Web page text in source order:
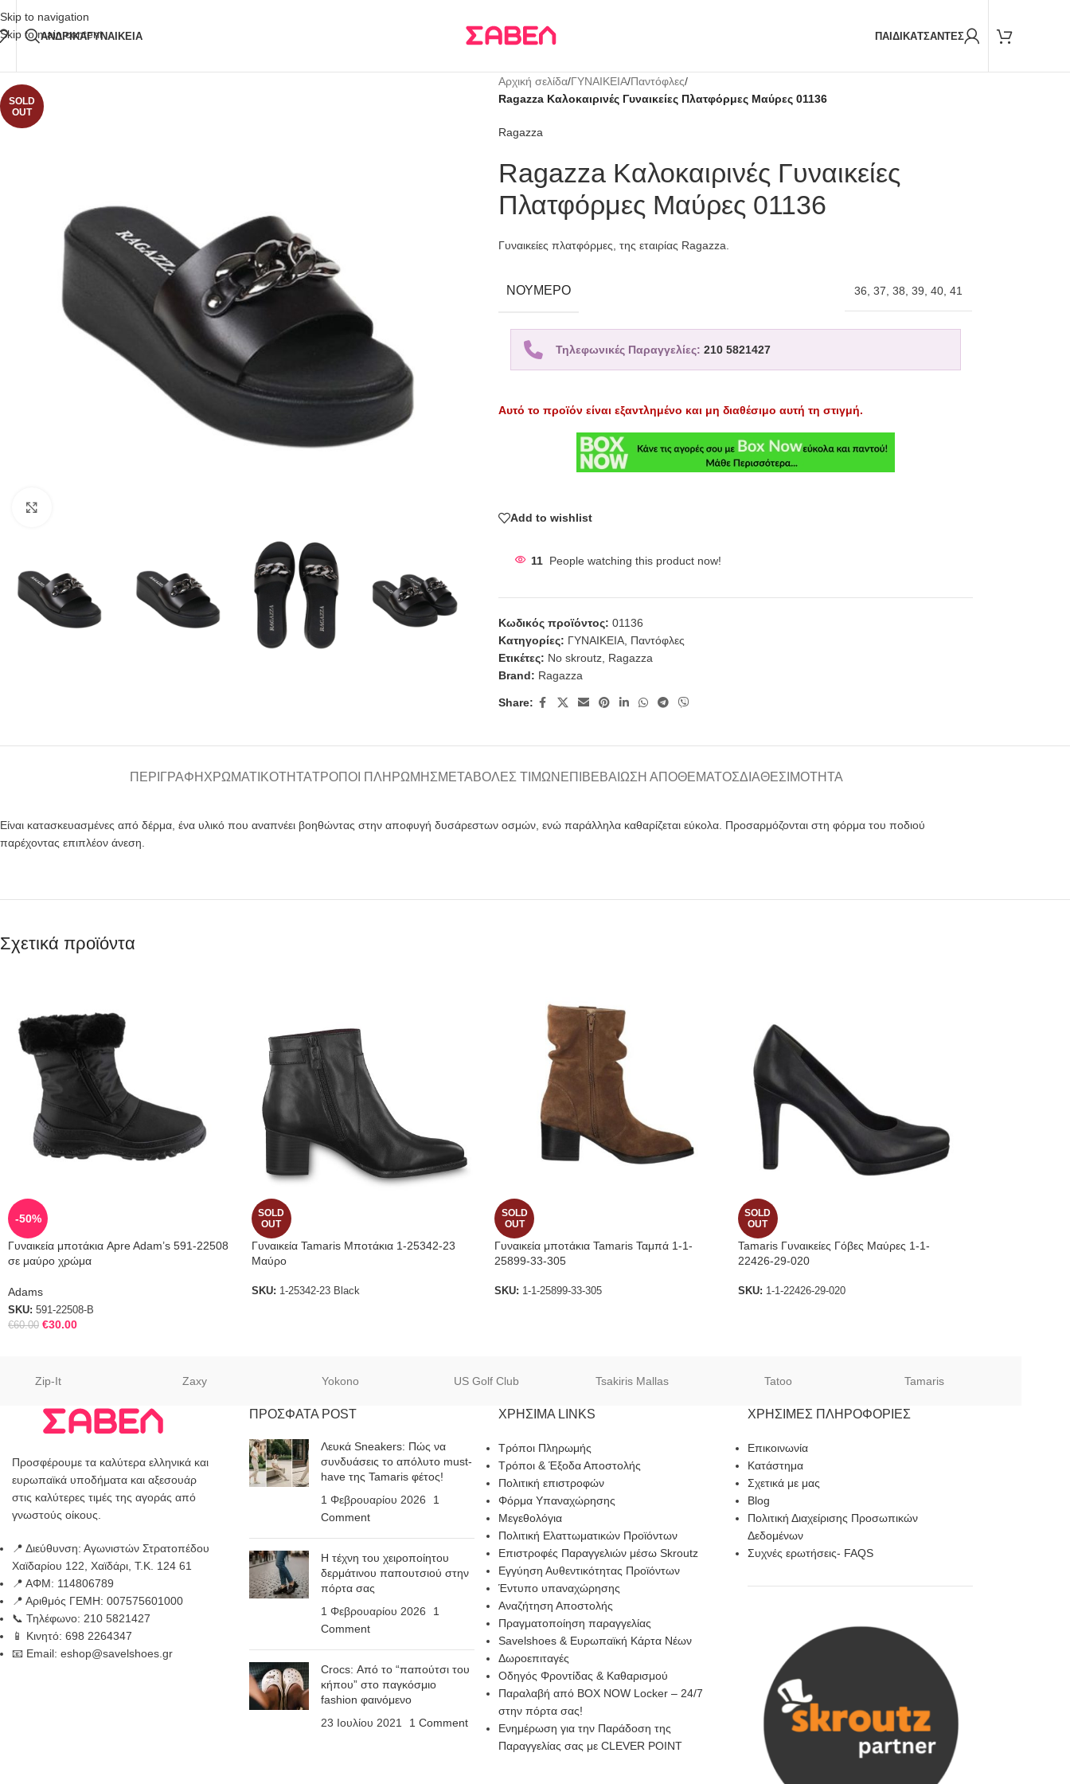
Skip to navigation
Skip to main content
Δωρεάν Μεταφορικά
ΑΝΔΡΙΚΑΓΥΝΑΙΚΕΙΑ ΠΑΙΔΙΚΑΤΣΑΝΤΕΣ
SOLD
OUT
Αρχική σελίδα/ΓΥΝΑΙΚΕΙΑ/Παντόφλες/
Ragazza Καλοκαιρινές Γυναικείες Πλατφόρμες Μαύρες 01136
Ragazza
Ragazza Καλοκαιρινές Γυναικείες
Πλατφόρμες Μαύρες 01136
Γυναικείες πλατφόρμες, της εταιρίας Ragazza.
ΝΟΎΜΕΡΟ 36 37 38 39 40, 41
Τηλεφωνικές Παραγγελίες: 210 5821427
Αυτό το προϊόν είναι εξαντλημένο και μη διαθέσιμο αυτή τη στιγμή.
Add to wishlist
11 People watching this product now!
Κωδικός προϊόντος: 01136
Κατηγορίες: ΓΥΝΑΙΚΕΙΑ, Παντόφλες
Ετικέτες: No skroutz, Ragazza
Brand: Ragazza
Share:
ΠΕΡΙΓΡΑΦΉ ΧΡΩΜΑΤΙΚΌΤΗΤΑΤΡΌΠΟΙ ΠΛΗΡΩΜΉΣΜΕΤΑΒΟΛΈΣ ΤΙΜΏΝ ΕΠΙΒΕΒΑΊΩΣΗ ΑΠΟΘΈΜΑΤΟΣΔΙΑΘΕΣΙΜΌΤΗΤΑ
Είναι κατασκευασμένες από δέρμα, ένα υλικό που αναπνέει βοηθώντας στην αποφυγή δυσάρεστων οσμών, ενώ παράλληλα καθαρίζεται εύκολα. Προσαρμόζονται στη φόρμα του ποδιού
παρέχοντας επιπλέον άνεση.
Σχετικά προϊόντα
-50%
Γυναικεία μποτάκια Apre Adam’s 591-22508
σε μαύρο χρώμα
Adams
SKU: 591-22508-B
€60.00 €30.00
SOLD
OUT
Γυναικεία Tamaris Μποτάκια 1-25342-23
Μαύρο
SKU: 1-25342-23 Black
SOLD
OUT
Γυναικεία μποτάκια Tamaris Ταμπά 1-1-
25899-33-305
SKU: 1-1-25899-33-305
SOLD
OUT
Tamaris Γυναικείες Γόβες Μαύρες 1-1-
22426-29-020
SKU: 1-1-22426-29-020
Zip-It Zaxy Yokono US Golf Club Tsakiris Mallas Tatoo Tamaris
Προσφέρουμε τα καλύτερα ελληνικά και
ευρωπαϊκά υποδήματα και αξεσουάρ
στις καλύτερες τιμές της αγοράς από
γνωστούς οίκους.
📍 Διεύθυνση: Αγωνιστών Στρατοπέδου
Χαϊδαρίου 122, Χαϊδάρι, Τ.Κ. 124 61
📍 ΑΦΜ: 114806789
📍 Αριθμός ΓΕΜΗ: 007575601000
📞 Τηλέφωνο: 210 5821427
📱 Κινητό: 698 2264347
📧 Email: eshop@savelshoes.gr
ΠΡΟΣΦΑΤΑ POST
Λευκά Sneakers: Πώς να
συνδυάσεις το απόλυτο must-
have της Tamaris φέτος!
1 Φεβρουαρίου 2026
1
Comment
Η τέχνη του χειροποίητου
δερμάτινου παπουτσιού στην
πόρτα σας
1 Φεβρουαρίου 2026
1
Comment
Crocs: Από το “παπούτσι του
κήπου” στο παγκόσμιο
fashion φαινόμενο
23 Ιουλίου 2021
1 Comment
ΧΡΗΣΙΜΑ LINKS
Τρόποι Πληρωμής
Τρόποι & Έξοδα Αποστολής
Πολιτική επιστροφών
Φόρμα Υπαναχώρησης
Μεγεθολόγια
Πολιτική Ελαττωματικών Προϊόντων
Επιστροφές Παραγγελιών μέσω Skroutz
Εγγύηση Αυθεντικότητας Προϊόντων
Έντυπο υπαναχώρησης
Αναζήτηση Αποστολής
Πραγματοποίηση παραγγελίας
Savelshoes & Ευρωπαϊκή Κάρτα Νέων
Δωροεπιταγές
Οδηγός Φροντίδας & Καθαρισμού
Παραλαβή από BOX NOW Locker – 24/7
στην πόρτα σας!
Ενημέρωση για την Παράδοση της
Παραγγελίας σας με CLEVER POINT
ΧΡΉΣΙΜΕΣ ΠΛΗΡΟΦΟΡΊΕΣ
Επικοινωνία
Κατάστημα
Σχετικά με μας
Blog
Πολιτική Διαχείρισης Προσωπικών
Δεδομένων
Συχνές ερωτήσεις- FAQS